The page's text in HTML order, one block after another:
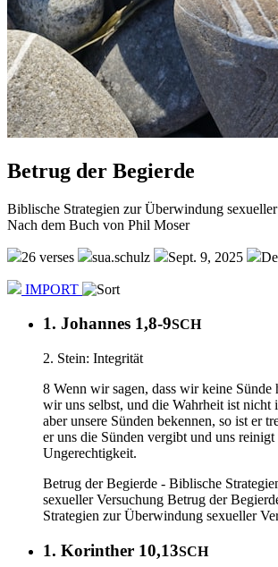
Betrug der Begierde
Biblische Strategien zur Überwindung
Nach dem Buch von Phil Moser
26 verses sua.schulz Sept. 9, 2025
IMPORT
1. Johannes 1,8-9SCH
2. Stein: Integrität
8 Wenn wir sagen, dass wir keine Sünde
wir uns selbst, und die Wahrheit ist nicht
aber unsere Sünden bekennen, so ist er
er uns die Sünden vergibt und uns
Ungerechtigkeit.
Betrug der Begierde - Biblische
sexueller Versuchung Betrug der
Strategien zur Überwindung sexueller
1. Korinther 10,13SCH